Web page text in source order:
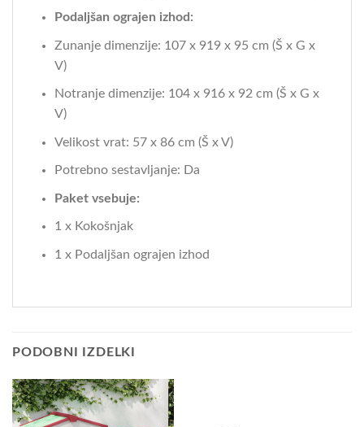
Podaljšan ograjen izhod:
Zunanje dimenzije: 107 x 919 x 95 cm (Š x G x
V)
Notranje dimenzije: 104 x 916 x 92 cm (Š x G x
V)
Velikost vrat: 57 x 86 cm (Š x V)
Potrebno sestavljanje: Da
Paket vsebuje:
1 x Kokošnjak
1 x Podaljšan ograjen izhod
PODOBNI IZDELKI